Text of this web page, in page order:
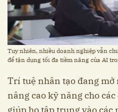
Tuy nhiên, nhiều doanh nghiệp vẫn
để tận dụng tối đa tiềm năng của AI
Trí tuệ nhân tạo đang mở
nâng cao kỹ năng cho